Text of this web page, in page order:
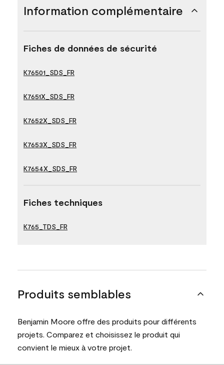
Information complémentaire
Fiches de données de sécurité
K76501_SDS_FR
K7651X_SDS_FR
K7652X_SDS_FR
K7653X_SDS_FR
K7654X_SDS_FR
Fiches techniques
K765_TDS_FR
Produits semblables
Benjamin Moore offre des produits pour différents
projets. Comparez et choisissez le produit qui
convient le mieux à votre projet.